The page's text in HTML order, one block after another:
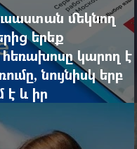
մեկնող
երեք
կարող է
նույնիսկ երբ
է և իր